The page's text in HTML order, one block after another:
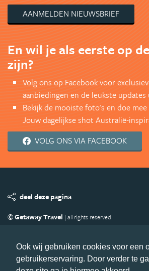
Ook wij gebruiken cookies voor een
gebruikerservaring. Door verder te
AANMELDEN NIEUWSBRIEF
En wil je als eerste op
zijn?
Volg ons op Facebook voor
aanbiedingen en de leukste
Bekijk de mooiste foto's en doe
Jouw dagelijkse shot Australië-
VOLG ONS VIA FACEBOOK
deel deze pagina
© Getaway Travel | all rights reserved
Copyright
Privacy statement Disclaimer
Volg Australie.nl